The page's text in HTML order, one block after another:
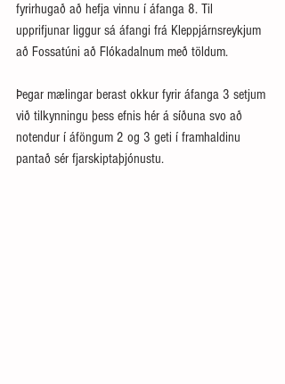
fyrirhugað að hefja vinnu í áfanga 8. Til
upprifjunar liggur sá áfangi frá Kleppjárnsreykjum
að Fossatúni að Flókadalnum með töldum.
Þegar mælingar berast okkur fyrir áfanga 3 setjum
við tilkynningu þess efnis hér á síðuna svo að
notendur í áföngum 2 og 3 geti í framhaldinu
pantað sér fjarskiptaþjónustu.